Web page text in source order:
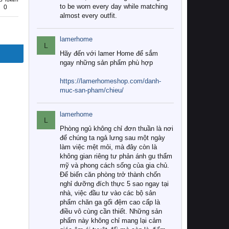
0
to be worn every day while matching
almost every outfit.
L
lamerhome
Hãy đến với lamer Home để sắm
ngay những sản phẩm phù hợp
https://lamerhomeshop.com/danh-
muc-san-pham/chieu/
L
lamerhome
Phòng ngủ không chỉ đơn thuần là nơi
để chúng ta ngả lưng sau một ngày
làm việc mệt mỏi, mà đây còn là
không gian riêng tư phản ánh gu thẩm
mỹ và phong cách sống của gia chủ.
Để biến căn phòng trở thành chốn
nghỉ dưỡng đích thực 5 sao ngay tại
nhà, việc đầu tư vào các bộ sản
phẩm chăn ga gối đệm cao cấp là
điều vô cùng cần thiết. Những sản
phẩm này không chỉ mang lại cảm